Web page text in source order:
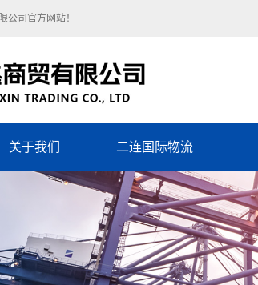
公司官方网站！
关于我们
组织架构
荣誉资质
二连国际物流